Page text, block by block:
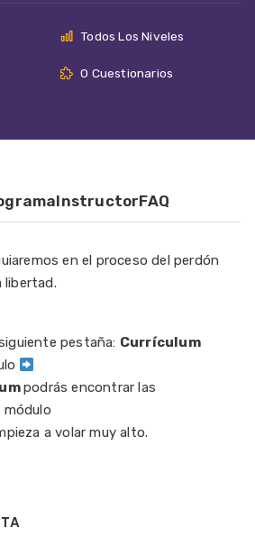
Todos Los Niveles
0 Cuestionarios
InstructorFAQ
en el proceso del perdón
libertad.
pestaña: Currículum
podrás encontrar las
módulo
a volar muy alto.